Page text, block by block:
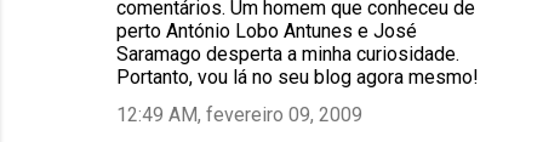
comentários. Um homem que conheceu de
perto António Lobo Antunes e José
Saramago desperta a minha curiosidade.
Portanto, vou lá no seu blog agora mesmo!
12:49 AM, fevereiro 09, 2009